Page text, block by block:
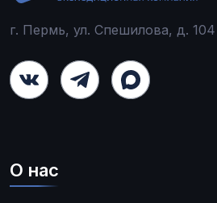
г. Пермь, ул. Спешилова, д. 104
О нас